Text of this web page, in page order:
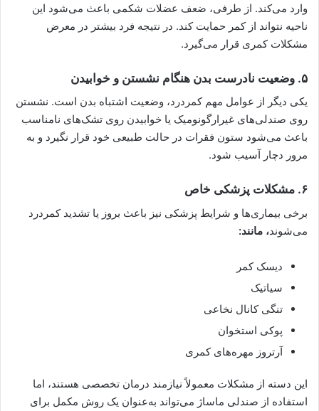
وارد می‌کند. از طرفی، ضعف عضلات شکمی باعث می‌شود این
ناحیه نتواند از کمر حمایت کند. در نتیجه فرد بیشتر در معرض
مشکلات کمری قرار می‌گیرد.
۵. وضعیت نادرست بدن هنگام نشستن و خوابیدن
یکی دیگر از عوامل مهم کمردرد، وضعیت اشتباه بدن است. نشستن
روی صندلی‌های غیرارگونومیک یا خوابیدن روی تشک‌های نامناسب
باعث می‌شود ستون فقرات در حالت طبیعی خود قرار نگیرد و به
مرور دچار آسیب شود.
۶. مشکلات پزشکی خاص
برخی بیماری‌ها و شرایط پزشکی نیز باعث بروز یا تشدید کمردرد
می‌شوند، مانند:
دیسک کمر
سیاتیک
تنگی کانال نخاعی
پوکی استخوان
آرتروز مهره‌های کمری
این دسته از مشکلات معمولاً نیازمند درمان تخصصی هستند، اما
استفاده از صندلی ماساژ می‌تواند به‌عنوان یک روش مکمل برای